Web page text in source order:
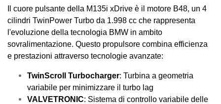
Il cuore pulsante della M135i xDrive è il motore B48, un 4
cilindri TwinPower Turbo da 1.998 cc che rappresenta
l'evoluzione della tecnologia BMW in ambito
sovralimentazione. Questo propulsore combina efficienza
e prestazioni attraverso tecnologie avanzate:
TwinScroll Turbocharger: Turbina a geometria
variabile per minimizzare il turbo lag
VALVETRONIC: Sistema di controllo variabile delle